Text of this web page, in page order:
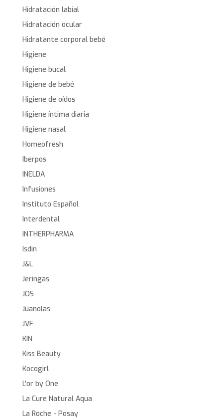
Hidratación labial
Hidratación ocular
Hidratante corporal bebé
Higiene
Higiene bucal
Higiene de bebé
Higiene de oídos
Higiene íntima diaria
Higiene nasal
Homeofresh
Iberpos
INELDA
Infusiones
Instituto Español
Interdental
INTHERPHARMA
Isdin
J&L
Jeringas
JOS
Juanolas
JVF
KIN
Kiss Beauty
Kocogirl
L'or by One
La Cure Natural Aqua
La Roche - Posay